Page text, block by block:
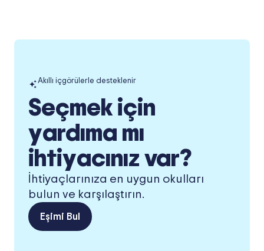
Akıllı içgörülerle desteklenir
Seçmek için
yardıma mı
ihtiyacınız var?
İhtiyaçlarınıza en uygun okulları
bulun ve karşılaştırın.
Eşimi Bul